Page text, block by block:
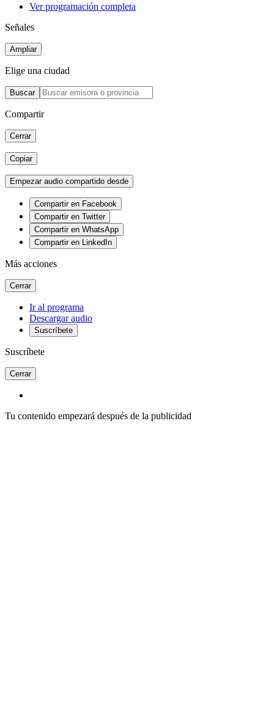
Ver programación completa
Señales
Ampliar
Elige una ciudad
Buscar
Compartir
Cerrar
Copiar
Empezar audio compartido desde
Compartir en Facebook
Compartir en Twitter
Compartir en WhatsApp
Compartir en LinkedIn
Más acciones
Cerrar
Ir al programa
Descargar audio
Suscríbete
Suscríbete
Cerrar
Tu contenido empezará después de la publicidad